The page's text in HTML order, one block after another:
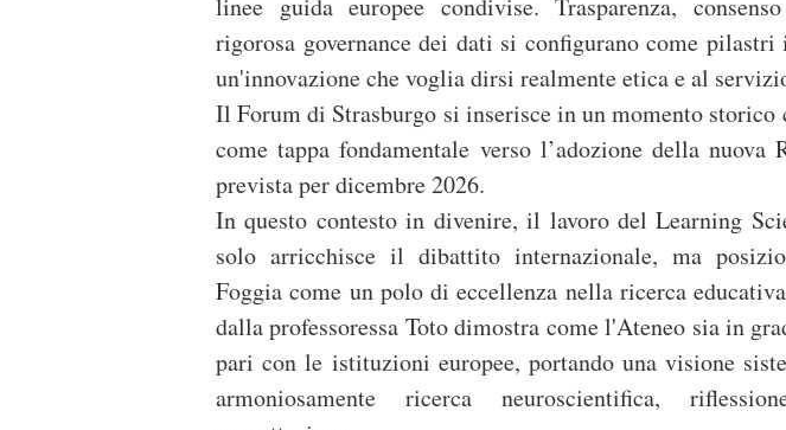
rigorosa governance dei dati si configurano come
un'innovazione che voglia dirsi realmente etica e al
Il Forum di Strasburgo si inserisce in un momento storico
come tappa fondamentale verso l’adozione della nuova
prevista per dicembre 2026.
In questo contesto in divenire, il lavoro del Learning
solo arricchisce il dibattito internazionale, ma
Foggia come un polo di eccellenza nella ricerca
dalla professoressa Toto dimostra come l'Ateneo sia in
pari con le istituzioni europee, portando una visione
armoniosamente ricerca neuroscientifica,